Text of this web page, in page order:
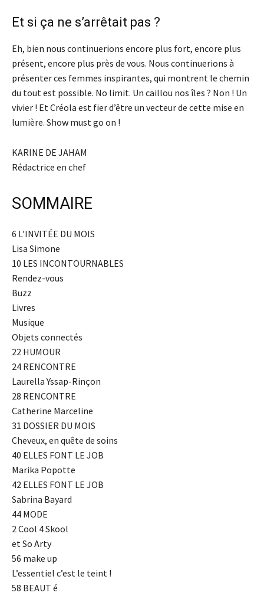
Et si ça ne s’arrêtait pas ?
Eh, bien nous continuerions encore plus fort, encore plus
présent, encore plus près de vous. Nous continuerions à
présenter ces femmes inspirantes, qui montrent le chemin
du tout est possible. No limit. Un caillou nos îles ? Non ! Un
vivier ! Et Créola est fier d’être un vecteur de cette mise en
lumière. Show must go on !
KARINE DE JAHAM
Rédactrice en chef
SOMMAIRE
6 L’INVITÉE DU MOIS
Lisa Simone
10 LES INCONTOURNABLES
Rendez-vous
Buzz
Livres
Musique
Objets connectés
22 HUMOUR
24 RENCONTRE
Laurella Yssap-Rinçon
28 RENCONTRE
Catherine Marceline
31 DOSSIER DU MOIS
Cheveux, en quête de soins
40 ELLES FONT LE JOB
Marika Popotte
42 ELLES FONT LE JOB
Sabrina Bayard
44 MODE
2 Cool 4 Skool
et So Arty
56 make up
L’essentiel c’est le teint !
58 BEAUT é